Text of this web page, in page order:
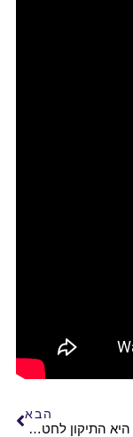
הבא
פרה אדומה היא התיקון לחטא אדם הראשון | הרב אליהו ובר